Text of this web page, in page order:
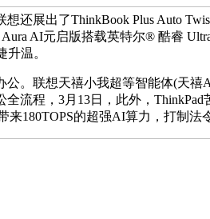
还展出了ThinkBook Plus Auto
AI元启版搭载英特尔® 酷睿
温。
联想天禧小我超等智能体(天禧
流程，3月13日，此外，
180TOPS的超强AI算力，打制法